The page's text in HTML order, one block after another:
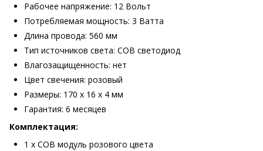
Рабочее напряжение: 12 Вольт
Потребляемая мощность: 3 Ватта
Длина провода: 560 мм
Тип источников света: COB светодиод
Влагозащищенность: нет
Цвет свечения: розовый
Размеры: 170 х 16 х 4 мм
Гарантия: 6 месяцев
Комплектация:
1 х COB модуль розового цвета